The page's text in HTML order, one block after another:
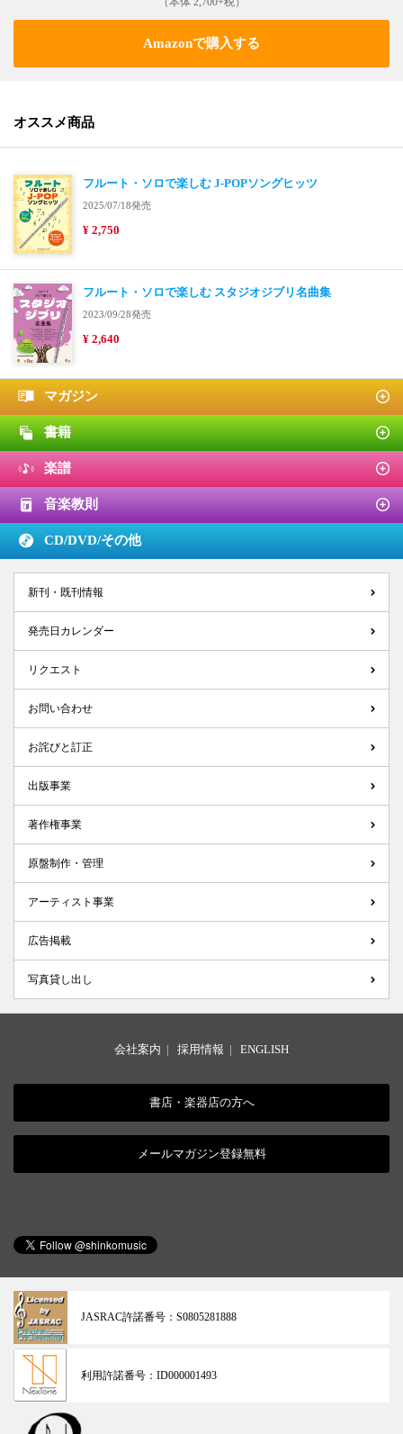
Amazonで購入する
オススメ商品
フルート・ソロで楽しむ J-POPソングヒッツ
2025/07/18発売
¥ 2,750
フルート・ソロで楽しむ スタジオジブリ名曲集
2023/09/28発売
¥ 2,640
マガジン
書籍
楽譜
音楽教則
CD/DVD/その他
新刊・既刊情報
発売日カレンダー
リクエスト
お問い合わせ
お詫びと訂正
出版事業
著作権事業
原盤制作・管理
アーティスト事業
広告掲載
写真貸し出し
会社案内 | 採用情報 | ENGLISH
書店・楽器店の方へ
メールマガジン登録無料
JASRAC許諾番号： S0805281888
利用許諾番号： ID000001493